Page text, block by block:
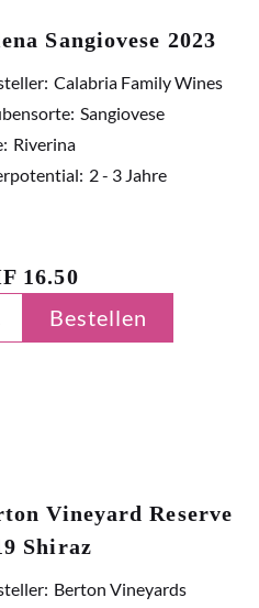
Sangiovese 2023
Calabria Family Wines
Sangiovese
Riverina
2 - 3 Jahre
16.50
Bestellen
Vineyard Reserve
Shiraz
Berton Vineyards